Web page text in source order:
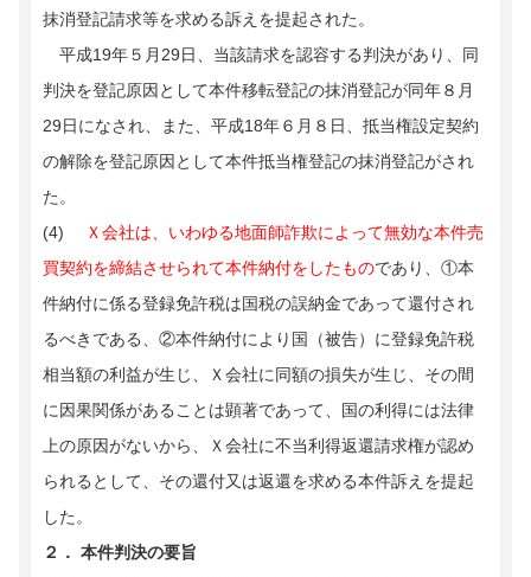
抹消登記請求等を求める訴えを提起された。
平成19年５月29日、当該請求を認容する判決があり、同
判決を登記原因として本件移転登記の抹消登記が同年８月
29日になされ、また、平成18年６月８日、抵当権設定契約
の解除を登記原因として本件抵当権登記の抹消登記がされ
た。
(4)
Ｘ会社は、いわゆる地面師詐欺によって無効な本件売
買契約を締結させられて本件納付をしたものであり、①本
件納付に係る登録免許税は国税の誤納金であって還付され
るべきである、②本件納付により国（被告）に登録免許税
相当額の利益が生じ、Ｘ会社に同額の損失が生じ、その間
に因果関係があることは顕著であって、国の利得には法律
上の原因がないから、Ｘ会社に不当利得返還請求権が認め
られるとして、その還付又は返還を求める本件訴えを提起
した。
２． 本件判決の要旨